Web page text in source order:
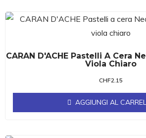
CARAN D'ACHE Pastelli A Cera
Viola Chiaro
CHF2.15
AGGIUNGI AL